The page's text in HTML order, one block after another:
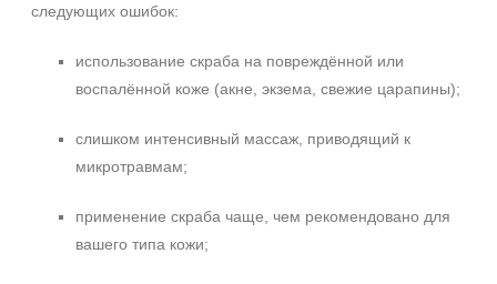
следующих ошибок:
использование скраба на повреждённой или
воспалённой коже (акне, экзема, свежие царапины);
слишком интенсивный массаж, приводящий к
микротравмам;
применение скраба чаще, чем рекомендовано для
вашего типа кожи;